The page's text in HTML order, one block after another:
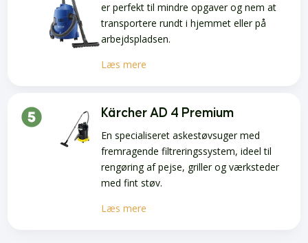
er perfekt til mindre opgaver og nem at
transportere rundt i hjemmet eller på
arbejdspladsen.
Læs mere
Kärcher AD 4 Premium
En specialiseret askestøvsuger med
fremragende filtreringssystem, ideel til
rengøring af pejse, griller og værksteder
med fint støv.
Læs mere